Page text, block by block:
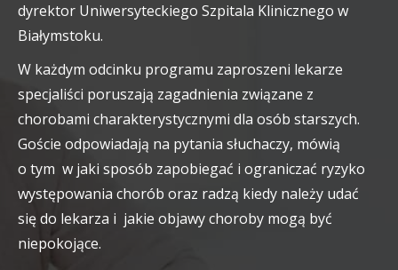
dyrektor Uniwersyteckiego Szpitala Klinicznego w
Białymstoku.
W każdym odcinku programu zaproszeni lekarze
specjaliści poruszają zagadnienia związane z
chorobami charakterystycznymi dla osób starszych.
Goście odpowiadają na pytania słuchaczy, mówią
o tym w jaki sposób zapobiegać i ograniczać ryzyko
występowania chorób oraz radzą kiedy należy udać
się do lekarza i jakie objawy choroby mogą być
niepokojące.